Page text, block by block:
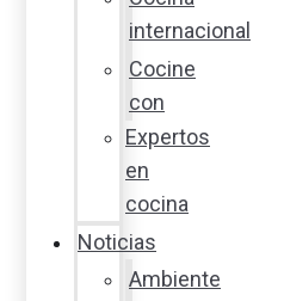
internacional
Cocine
con
Expertos
en
cocina
Noticias
Ambiente